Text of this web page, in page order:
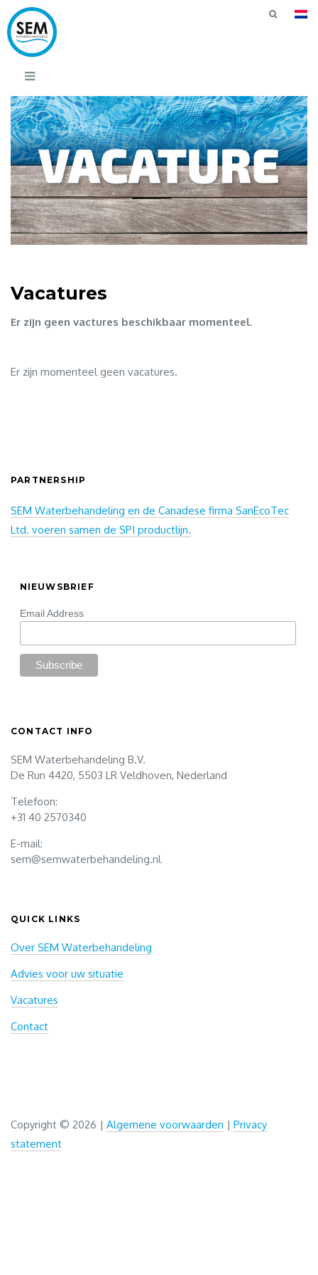
Vacatures
Er zijn geen vactures beschikbaar momenteel.
Er zijn momenteel geen vacatures.
PARTNERSHIP
SEM Waterbehandeling en de Canadese firma SanEcoTec
Ltd. voeren samen de SPI productlijn.
NIEUWSBRIEF
Email Address
CONTACT INFO
SEM Waterbehandeling B.V.
De Run 4420, 5503 LR Veldhoven, Nederland
Telefoon:
+31 40 2570340
E-mail:
sem@semwaterbehandeling.nl
QUICK LINKS
Over SEM Waterbehandeling
Advies voor uw situatie
Vacatures
Contact
Copyright © 2026 | Algemene voorwaarden | Privacy
statement